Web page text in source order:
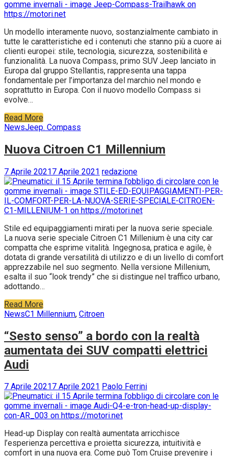
Un modello interamente nuovo, sostanzialmente cambiato in
tutte le caratteristiche ed i contenuti che stanno più a cuore ai
clienti europei: stile, tecnologia, sicurezza, sostenibilità e
funzionalità. La nuova Compass, primo SUV Jeep lanciato in
Europa dal gruppo Stellantis, rappresenta una tappa
fondamentale per l’importanza del marchio nel mondo e
soprattutto in Europa. Con il nuovo modello Compass si
evolve…
Read More
NewsJeep. Compass
Nuova Citroen C1 Millennium
7 Aprile 20217 Aprile 2021 redazione
Stile ed equipaggiamenti mirati per la nuova serie speciale.
La nuova serie speciale Citroen C1 Millenium è una city car
compatta che esprime vitalità. Ingegnosa, pratica e agile, è
dotata di grande versatilità di utilizzo e di un livello di comfort
apprezzabile nel suo segmento. Nella versione Millenium,
esalta il suo “look trendy” che si distingue nel traffico urbano,
adottando…
Read More
NewsC1 Millennium, Citroen
“Sesto senso” a bordo con la realtà
aumentata dei SUV compatti elettrici
Audi
7 Aprile 2021 7 Aprile 2021 Paolo Ferrini
Head-up Display con realtà aumentata arricchisce
l’esperienza percettiva e proietta sicurezza, intuitività e
comfort in una nuova era. Come può Tom Cruise prevenire i